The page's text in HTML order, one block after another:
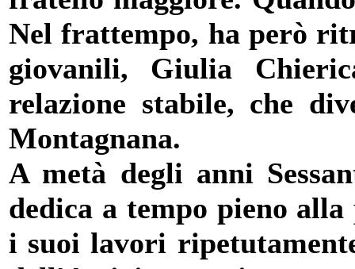
Nel frattempo, ha però
giovanili, Giulia
relazione stabile, che
Montagnana.
A metà degli anni
dedica a tempo pieno
i suoi lavori